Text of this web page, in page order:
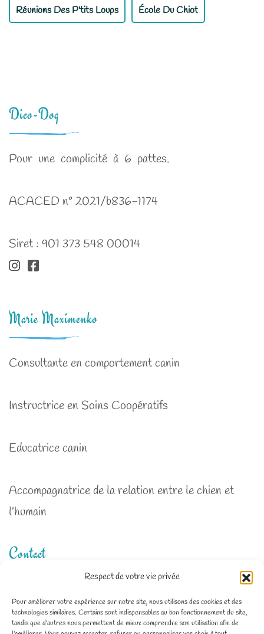
Respect de votre vie privée
Pour améliorer votre expérience sur notre site, nous utilisons des cookies et des
technologies similaires. Certains sont indispensables au bon fonctionnement du site,
tandis que d'autres nous permettent de mieux comprendre son utilisation afin de
Réunions Des P'tits Loups École Du Chiot
Dico-Dog
Pour une complicité à 6 pattes.
ACACED n° 2021/b836-1174
Siret : 901 373 548 00014
Marie Maximenko
Consultante en comportement canin
Instructrice en Soins Coopératifs
Educatrice canin
Accompagnatrice de la relation entre le chien et
l’humain
Contact
Zone d'intervention : Deux-Sèvres, Charente-
Maritime, Vienne